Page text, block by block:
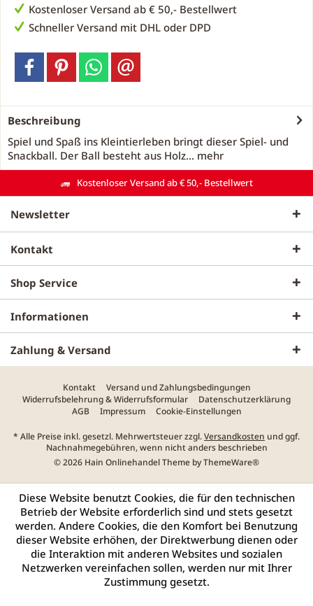
Kostenloser Versand ab € 50,- Bestellwert
Schneller Versand mit DHL oder DPD
Beschreibung
Spiel und Spaß ins Kleintierleben bringt dieser Spiel- und
Snackball. Der Ball besteht aus Holz... mehr
Kostenloser Versand ab € 50,- Bestellwert
Newsletter
Kontakt
Shop Service
Informationen
Zahlung & Versand
Kontakt
Versand und Zahlungsbedingungen
Widerrufsbelehrung & Widerrufsformular
Datenschutzerklärung
AGB
Impressum Cookie-Einstellungen
* Alle Preise inkl. gesetzl. Mehrwertsteuer zzgl.Versandkosten und ggf.
Nachnahmegebühren, wenn nicht anders beschrieben
© 2026 Hain Onlinehandel Theme byThemeWare®
Diese Website benutzt Cookies, die für den technischen
Betrieb der Website erforderlich sind und stets gesetzt
werden. Andere Cookies, die den Komfort bei Benutzung
dieser Website erhöhen, der Direktwerbung dienen oder
die Interaktion mit anderen Websites und sozialen
Netzwerken vereinfachen sollen, werden nur mit Ihrer
Zustimmung gesetzt.